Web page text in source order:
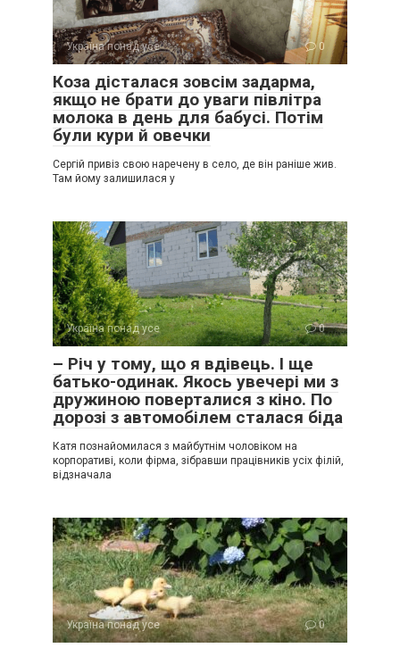
Україна понад усе 0
Коза дісталася зовсім задарма,
якщо не брати до уваги півлітра
молока в день для бабусі. Потім
були кури й овечки
Сергій привіз свою наречену в село, де він раніше жив.
Там йому залишилася у
Україна понад усе 0
– Річ у тому, що я вдівець. І ще
батько-одинак. Якось увечері ми з
дружиною поверталися з кіно. По
дорозі з автомобілем сталася біда
Катя познайомилася з майбутнім чоловіком на
корпоративі, коли фірма, зібравши працівників усіх філій,
відзначала
Україна понад усе 0